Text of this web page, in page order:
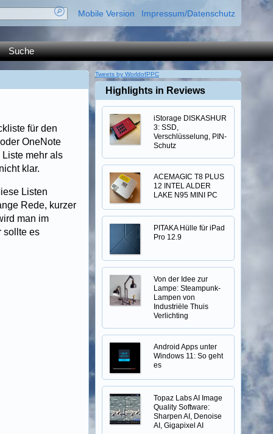
Mobile Version Impressum/Datenschutz
Suche
für den
OneNote
mehr als
klar.
Listen
Rede, kurzer
man im
sollte es
Tweets by WorldofPPC
Highlights in Reviews
iStorage DISKASHUR
3: SSD,
Verschlüsselung, PIN-
Schutz
ACEMAGIC T8 PLUS
12 INTEL ALDER
LAKE N95 MINI PC
PITAKA Hülle für iPad
Pro 12.9
Von der Idee zur
Lampe: Steampunk-
Lampen von
Industriële Thuis
Verlichting
Android Apps unter
Windows 11: So geht
es
Topaz Labs AI Image
Quality Software:
Sharpen AI, Denoise
AI, Gigapixel AI